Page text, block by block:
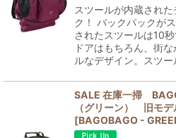
スツールが内蔵され
ク！ バックパックが
されたスツールは10
ドアはもちろん、街
ルなデザイン。スツ
SALE 在庫一掃
（グリーン） 旧モ
[BAGOBAGO -